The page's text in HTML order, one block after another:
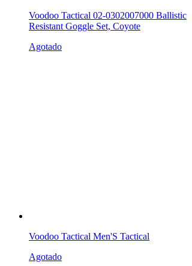
Voodoo Tactical 02-0302007000 Ballistic
Resistant Goggle Set, Coyote
Agotado
Voodoo Tactical Men'S Tactical
Agotado